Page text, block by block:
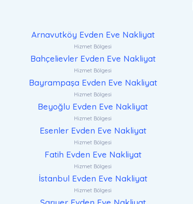
Arnavutköy Evden Eve Nakliyat
Hizmet Bölgesi
Bahçelievler Evden Eve Nakliyat
Hizmet Bölgesi
Bayrampaşa Evden Eve Nakliyat
Hizmet Bölgesi
Beyoğlu Evden Eve Nakliyat
Hizmet Bölgesi
Esenler Evden Eve Nakliyat
Hizmet Bölgesi
Fatih Evden Eve Nakliyat
Hizmet Bölgesi
İstanbul Evden Eve Nakliyat
Hizmet Bölgesi